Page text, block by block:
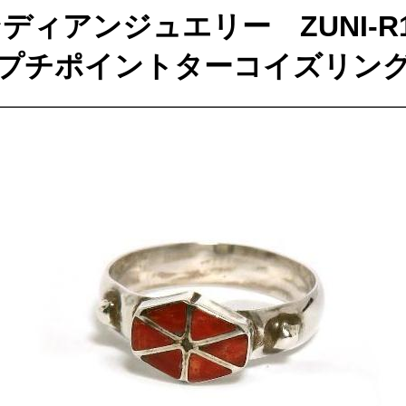
ィアンジュエリー ZUNI-
チポイントターコイズリン